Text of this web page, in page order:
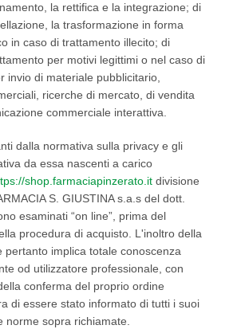
la rettifica e la integrazione; di
la trasformazione in forma
in caso di trattamento illecito; di
per motivi legittimi o nel caso di
invio di materiale pubblicitario,
ricerche di mercato, di vendita
commerciale interattiva.
dalla normativa sulla privacy e gli
da essa nascenti a carico
shop.farmaciapinzerato.it divisione
S. GIUSTINA s.a.s del dott.
esaminati “on line”, prima del
procedura di acquisto. L'inoltro della
pertanto implica totale conoscenza
od utilizzatore professionale, con
conferma del proprio ordine
di essere stato informato di tutti i suoi
norme sopra richiamate.